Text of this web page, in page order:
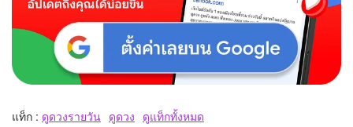
แท็ก : ดูดวงรายวัน ดูดวง ดูแท็กทั้งหมด